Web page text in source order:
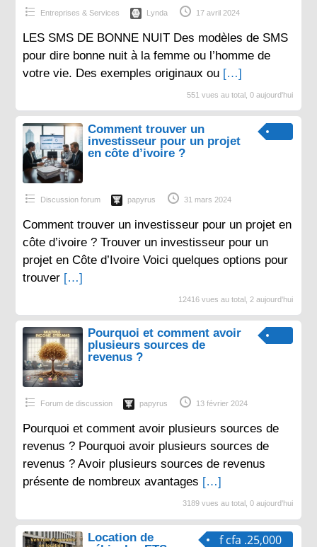
Entreprises & Services Lynda 17 avril 2024
LES SMS DE BONNE NUIT Des modèles de SMS
pour dire bonne nuit à la femme ou l’homme de
votre vie. Des exemples originaux ou […]
551 vues au total, 0 aujourd'hui
Comment trouver un
investisseur pour un projet
en côte d’ivoire ?
Discussion forum papyrus 31 mars 2024
Comment trouver un investisseur pour un projet en
côte d’ivoire ? Trouver un investisseur pour un
projet en Côte d’Ivoire Voici quelques options pour
trouver […]
12416 vues au total, 2 aujourd'hui
Pourquoi et comment avoir
plusieurs sources de
revenus ?
Forum de discussion papyrus 13 février 2024
Pourquoi et comment avoir plusieurs sources de
revenus ? Pourquoi avoir plusieurs sources de
revenus ? Avoir plusieurs sources de revenus
présente de nombreux avantages […]
3189 vues au total, 0 aujourd'hui
f cfa .25,000
Location de